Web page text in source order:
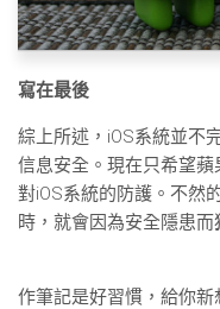
寫在最後
綜上所述，iOS系統並不
信息安全。現在只希望
對iOS系統的防護。不然
時，就會因為安全隱患而
作筆記是好習慣，給你新